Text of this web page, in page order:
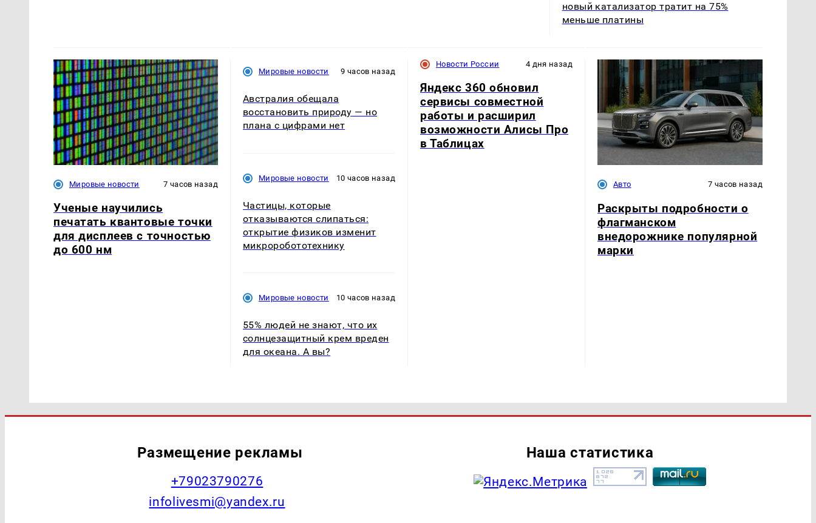
новый катализатор тратит на 75%
меньше платины
Мировые новости 7 часов назад
Ученые научились
печатать квантовые точки
для дисплеев с точностью
до 600 нм
Мировые новости 9 часов назад
Австралия обещала
восстановить природу — но
плана с цифрами нет
Мировые новости 10 часов назад
Частицы, которые
отказываются слипаться:
открытие физиков изменит
микроробототехнику
Мировые новости 10 часов назад
55% людей не знают, что их
солнцезащитный крем вреден
для океана. А вы?
Новости России 4 дня назад
Яндекс 360 обновил
сервисы совместной
работы и расширил
возможности Алисы Про
в Таблицах
Авто 7 часов назад
Раскрыты подробности о
флагманском
внедорожнике популярной
марки
Размещение рекламы
+79023790276
infolivesmi@yandex.ru
Наша статистика